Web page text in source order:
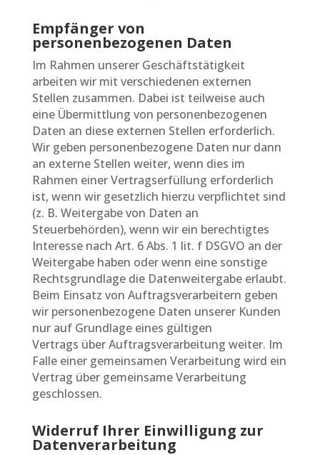
Empfänger von
personenbezogenen Daten
Im Rahmen unserer Geschäftstätigkeit
arbeiten wir mit verschiedenen externen
Stellen zusammen. Dabei ist teilweise auch
eine Übermittlung von personenbezogenen
Daten an diese externen Stellen erforderlich.
Wir geben personenbezogene Daten nur dann
an externe Stellen weiter, wenn dies im
Rahmen einer Vertragserfüllung erforderlich
ist, wenn wir gesetzlich hierzu verpflichtet sind
(z. B. Weitergabe von Daten an
Steuerbehörden), wenn wir ein berechtigtes
Interesse nach Art. 6 Abs. 1 lit. f DSGVO an der
Weitergabe haben oder wenn eine sonstige
Rechtsgrundlage die Datenweitergabe erlaubt.
Beim Einsatz von Auftragsverarbeitern geben
wir personenbezogene Daten unserer Kunden
nur auf Grundlage eines gültigen
Vertrags über Auftragsverarbeitung weiter. Im
Falle einer gemeinsamen Verarbeitung wird ein
Vertrag über gemeinsame Verarbeitung
geschlossen.
Widerruf Ihrer Einwilligung zur
Datenverarbeitung